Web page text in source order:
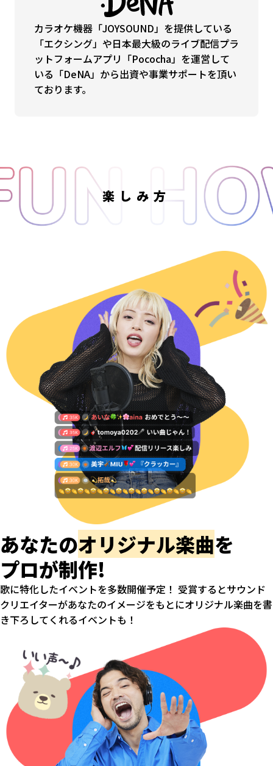
カラオケ機器「JOYSOUND」を提供している
「エクシング」や日本最大級のライブ配信プラ
ットフォームアプリ「Pococha」を運営して
いる「DeNA」から出資や事業サポートを頂い
ております。
楽しみ方
あなたのオリジナル楽曲を
プロが制作!
歌に特化したイベントを多数開催予定！ 受賞するとサウンド
クリエイターがあなたのイメージをもとにオリジナル楽曲を書
き下ろしてくれるイベントも！